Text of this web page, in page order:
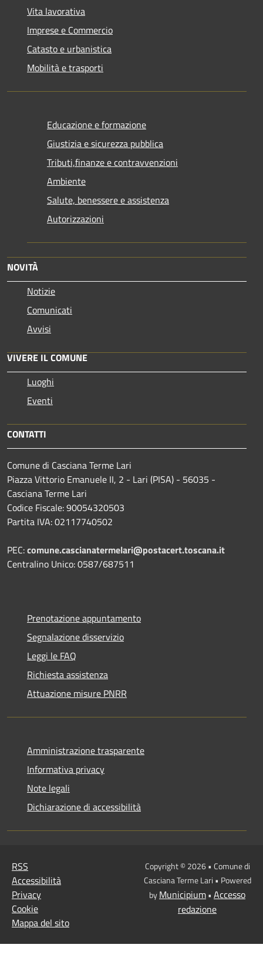
Vita lavorativa
Imprese e Commercio
Catasto e urbanistica
Mobilità e trasporti
Educazione e formazione
Giustizia e sicurezza pubblica
Tributi,finanze e contravvenzioni
Ambiente
Salute, benessere e assistenza
Autorizzazioni
NOVITÀ
Notizie
Comunicati
Avvisi
VIVERE IL COMUNE
Luoghi
Eventi
CONTATTI
Comune di Casciana Terme Lari
Piazza Vittorio Emanuele II, 2 - Lari (PISA) - 56035 -
Casciana Terme Lari
Codice Fiscale: 90054320503
Partita IVA: 02117740502
PEC:comune.cascianatermelari@postacert.toscana.it
Centralino Unico: 0587/687511
Prenotazione appuntamento
Segnalazione disservizio
Leggi le FAQ
Richiesta assistenza
Attuazione misure PNRR
Amministrazione trasparente
Informativa privacy
Note legali
Dichiarazione di accessibilità
RSS
Accessibilità
Privacy
Cookie
Mappa del sito
Copyright © 2026 • Comune di
Casciana Terme Lari • Powered
byMunicipium• Accesso
redazione